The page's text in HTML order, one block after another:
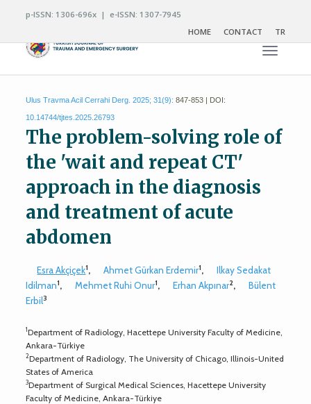
p-ISSN: 1306-696x | e-ISSN: 1307-7945
HOME
CONTACT TR
Toggle
Ulus Travma Acil Cerrahi Derg. 2025; 31(9): 847-853 | DOI:
10.14744/tjtes.2025.26793
The problem-solving role of
the 'wait and repeat CT'
approach in the diagnosis
and treatment of acute
abdomen
Esra Akçiçek1, Ahmet Gürkan Erdemir1,
Ilkay Sedakat
Idilman1, Mehmet Ruhi Onur1, Erhan Akpınar2,
Bülent
Erbil3
1Department of Radiology, Hacettepe University Faculty of Medicine,
Ankara-Türkiye
2Department of Radiology, The University of Chicago, Illinois-United
States of America
3Department of Surgical Medical Sciences, Hacettepe University
Faculty of Medicine, Ankara-Türkiye